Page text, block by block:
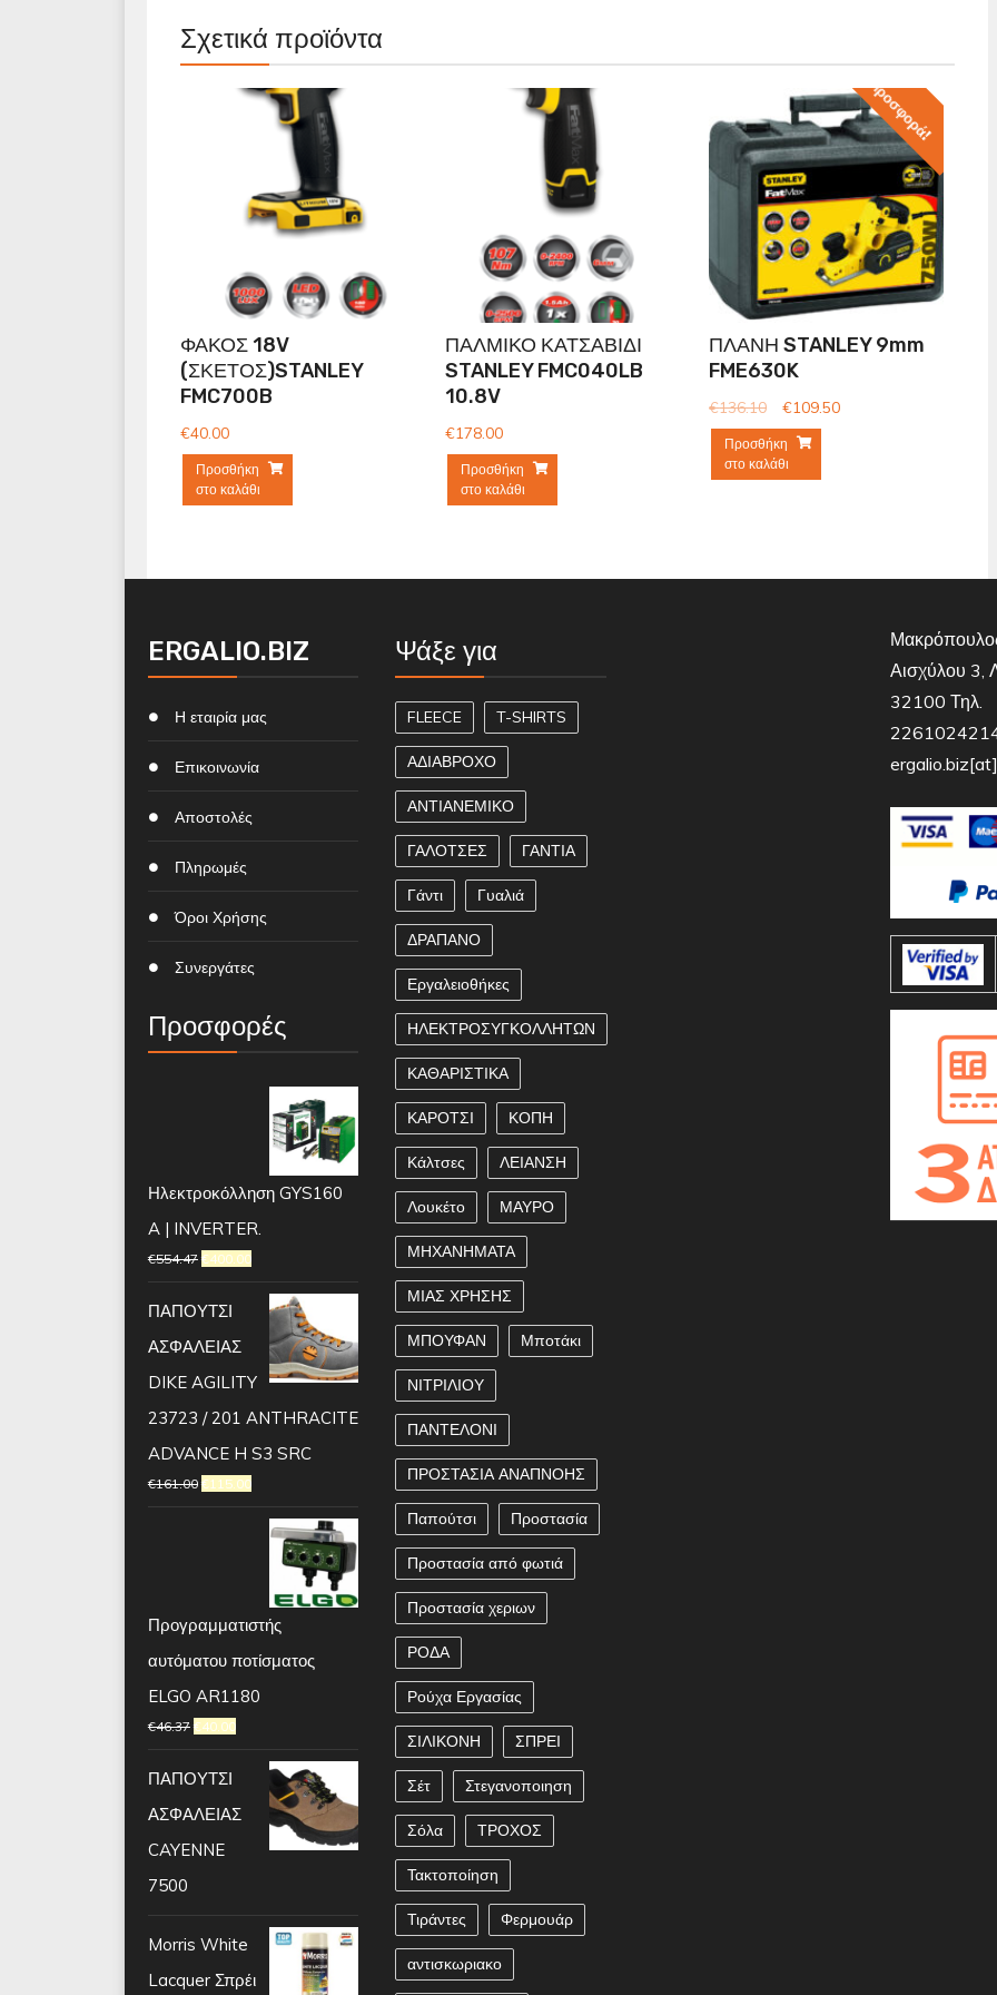
Σχετικά προϊόντα
ΦΑΚΟΣ 18V
(ΣΚΕΤΟΣ)STANLEY
FMC700B
€40.00
Προσθήκη
στο καλάθι
ΠΑΛΜΙΚΟ ΚΑΤΣΑΒΙΔΙ
STANLEY FMC040LB
10.8V
€178.00
Προσθήκη
στο καλάθι
Προσφορά!
ΠΛΑΝΗ STANLEY 9mm
FME630K
€136.10 €109.50
Προσθήκη
στο καλάθι
ERGALIO.BIZ
Η εταιρία μας
Επικοινωνία
Αποστολές
Πληρωμές
Όροι Χρήσης
Συνεργάτες
Προσφορές
Ηλεκτροκόλληση GYS160
A | INVERTER.
€554.47 €400.00
ΠΑΠΟΥΤΣΙ
ΑΣΦΑΛΕΙΑΣ
DIKE AGILITY
23723 / 201 ANTHRACITE
ADVANCE H S3 SRC
€161.00 €115.00
Προγραμματιστής
αυτόματου ποτίσματος
ELGO AR1180
€46.37 €40.00
ΠΑΠΟΥΤΣΙ
ΑΣΦΑΛΕΙΑΣ
CAYENNE
7500
Morris White
Lacquer Σπρέι
Ψάξε για
FLEECE T-SHIRTS
ΑΔΙΑΒΡΟΧΟ
ΑΝΤΙΑΝΕΜΙΚΟ
ΓΑΛΟΤΣΕΣ ΓΑΝΤΙΑ
Γάντι Γυαλιά
ΔΡΑΠΑΝΟ
Εργαλειοθήκες
ΗΛΕΚΤΡΟΣΥΓΚΟΛΛΗΤΩΝ
ΚΑΘΑΡΙΣΤΙΚΑ
ΚΑΡΟΤΣΙ ΚΟΠΗ
Κάλτσες ΛΕΙΑΝΣΗ
Λουκέτο ΜΑΥΡΟ
ΜΗΧΑΝΗΜΑΤΑ
ΜΙΑΣ ΧΡΗΣΗΣ
ΜΠΟΥΦΑΝ Μποτάκι
ΝΙΤΡΙΛΙΟΥ
ΠΑΝΤΕΛΟΝΙ
ΠΡΟΣΤΑΣΙΑ ΑΝΑΠΝΟΗΣ
Παπούτσι Προστασία
Προστασία από φωτιά
Προστασία χεριων
ΡΟΔΑ
Ρούχα Εργασίας
ΣΙΛΙΚΟΝΗ ΣΠΡΕΙ
Σέτ Στεγανοποιηση
Σόλα ΤΡΟΧΟΣ
Τακτοποίηση
Τιράντες Φερμουάρ
αντισκωριακο
Αισχύλου 3,
32100 Τηλ.